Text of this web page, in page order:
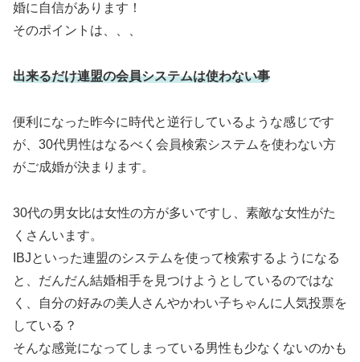
婚に自信があります！
そのポイントは、、、
出来るだけ連盟の会員システムは使わない事
便利になった昨今に時代と逆行しているような感じです
が、30代男性はなるべく会員検索システムを使わない方
がご成婚が決まります。
30代の男女比は女性の方が多いですし、素敵な女性がた
くさんいます。
IBJといった連盟のシステムを使って検索するようになる
と、だんだん結婚相手を見つけようとしているのではな
く、自分の好みの美人さんやかわい子ちゃんに人気投票を
している？
そんな感覚になってしまっている男性も少なくないのかも